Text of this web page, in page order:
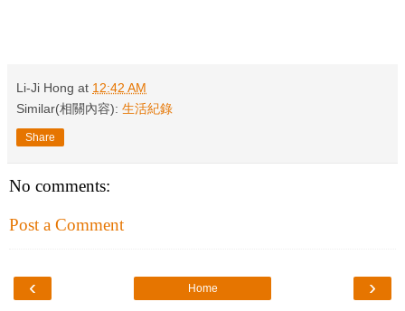
Li-Ji Hong at 12:42 AM
Similar(相關內容): 生活紀錄
Share
No comments:
Post a Comment
‹ ›
Home